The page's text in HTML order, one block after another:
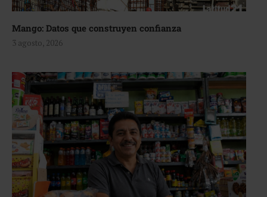
Mango: Datos que construyen confianza
3 agosto, 2026